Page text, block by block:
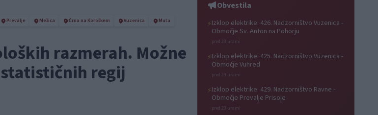
Prevalje Mežica Črna na Koroškem Vuzenica
Muta
razmerah. Možne
regij
Obvestila
⚡Izklop elektrike: 426. Nadzorništvo Vuzenica -
Območje Sv. Anton na Pohorju
pred 23 urami
⚡Izklop elektrike: 425. Nadzorništvo Vuzenica -
Območje Vuhred
pred 23 urami
⚡Izklop elektrike: 429. Nadzorništvo Ravne -
Območje Prevalje Prisoje
pred 23 urami